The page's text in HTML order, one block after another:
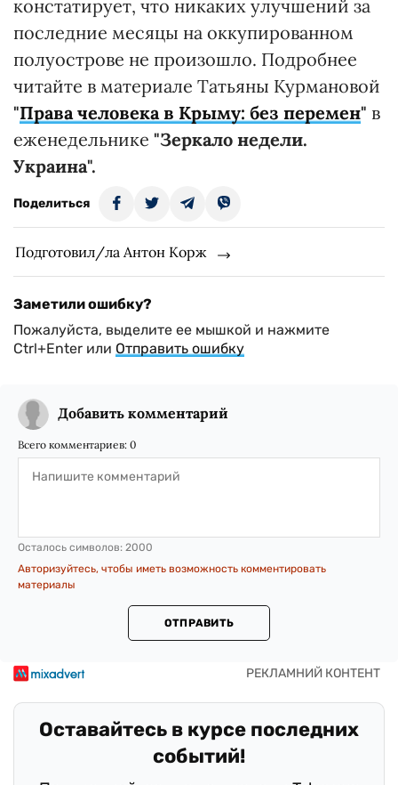
констатирует, что никаких улучшений за
последние месяцы на оккупированном
полуострове не произошло. Подробнее
читайте в материале Татьяны Курмановой
"Права человека в Крыму: без перемен" в
еженедельнике "Зеркало недели.
Украина".
Поделиться
Подготовил/ла Антон Корж
Заметили ошибку?
Пожалуйста, выделите ее мышкой и нажмите
Ctrl+Enter или Отправить ошибку
Добавить комментарий
Всего комментариев: 0
Осталось символов: 2000
Авторизуйтесь, чтобы иметь возможность комментировать
материалы
ОТПРАВИТЬ
Оставайтесь в курсе последних
событий!